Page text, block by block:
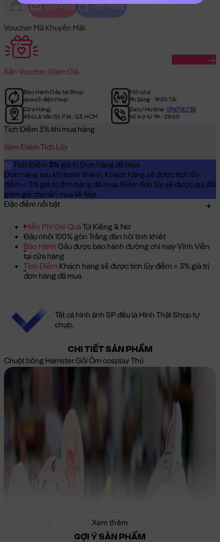
Gửi Tặng Hết Hàng
Voucher Mã Khuyến Mãi:
Săn Voucher Giảm Giá
Bảo Hành Gấu tại Shop
qua số điện thoại
Mở cửa:
9h Sáng - 9h30 Tối
Cửa Hàng:
486 Lê Văn Sỹ, P.14, Q.3, HCM
Zalo/Hotline:0967110738
hỗ trợ từ 9h - 21h30
Tích Điểm 3% khi mua hàng
Xem Điểm Tích Lũy
Tích Điểm 3% giá trị Đơn hàng đã mua
Đơn hàng sau khi hoàn thành, Khách hàng sẽ được tích lũy
điểm = 3% giá trị đơn hàng đã mua. Điểm tích lũy sẽ được qui đổi
giảm giá cho lần mua kế tiếp
Đặc điểm nổi bật
Miễn Phí Gói QuàTúi Kiếng & Nơ
Gấu nhồi 100% gòn Trắng đàn hồi tinh khiết
Bảo Hành Gấu được bảo hành đường chỉ may Vĩnh Viễn
tại cửa hàng
Tích Điểm Khách hàng sẽ được tích lũy điểm = 3% giá trị
đơn hàng đã mua
Tất cả hình ảnh SP đều là Hình Thật Shop tự
chụp.
CHI TIẾT SẢN PHẨM
Chuột bông Hamster Gối Ôm cosplay Thú
Xem thêm
GỢI Ý SẢN PHẨM